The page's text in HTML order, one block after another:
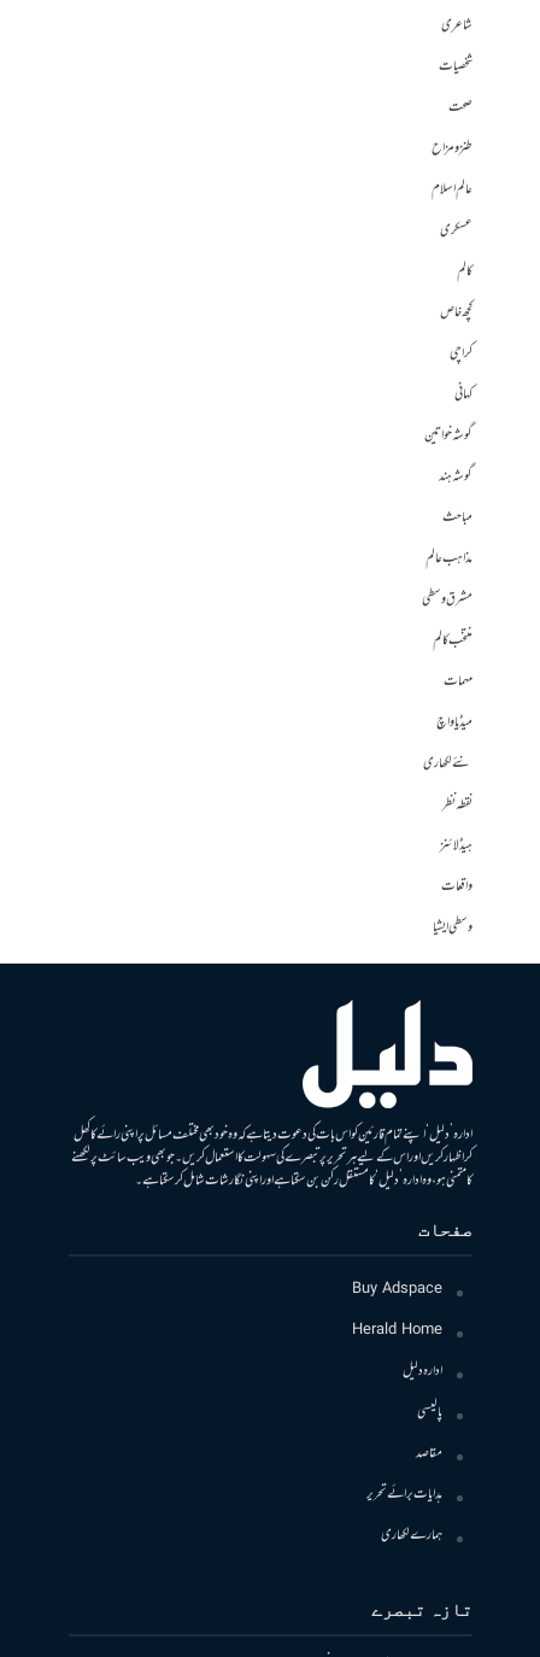
شاعری
شخصیات
صحت
طنز و مزاح
عالم اسلام
عسکری
کالم
کچھ خاص
کراچی
کہانی
گوشہ خواتین
گوشہ ہند
مباحث
مذاہب عالم
مشرق وسطی
منتخب کالم
مہمات
میڈیا واچ
نئے لکھاری
نقطہ نظر
ہیڈلائنز
واقعات
وسطی ایشیا
ادارہ ’دلیل‘ اپنے تمام قارئین کو اس بات کی دعوت دیتا ہے کہ وہ خود بھی مختلف مسائل پر اپنی رائے کا کھل
کر اظہار کریں اور اس کے لیے ہر تحریر پر تبصرے کی سہولت کا استعمال کریں۔ جو بھی ویب سائٹ پر لکھنے
کا متمنی ہو، وہ ادارہ ’دلیل‘ کا مستقل رکن بن سکتا ہے اور اپنی نگارشات شامل کرسکتا ہے۔
صفحات
Buy Adspace
Herald Home
ادارہ دلیل
پالیسی
مقاصد
ہدایات برائے تحریر
ہمارے لکھاری
تازہ تبصرے